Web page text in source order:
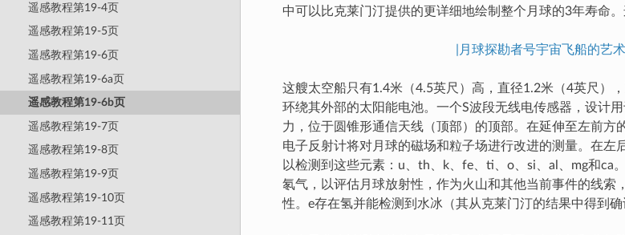
遥感教程第19-4页
遥感教程第19-5页
遥感教程第19-6页
遥感教程第19-6a页
遥感教程第19-6b页
遥感教程第19-7页
遥感教程第19-8页
遥感教程第19-9页
遥感教程第19-10页
遥感教程第19-11页
中可以比克莱门汀提供的更详细地绘制整个月球的3年寿命
|月球探勘者号宇宙飞船的艺术
这艘太空船只有1.4米（4.5英尺）高，直径1.2米（4英尺）
环绕其外部的太阳能电池。一个S波段无线电传感器，设计
力，位于圆锥形通信天线（顶部）的顶部。在延伸至左前方
电子反射计将对月球的磁场和粒子场进行改进的测量。在左
以检测到这些元素：u、th、k、fe、ti、o、si、al、mg和ca
氡气，以评估月球放射性，作为火山和其他当前事件的线索
性。e存在氢并能检测到水冰（其从克莱门汀的结果中得到确